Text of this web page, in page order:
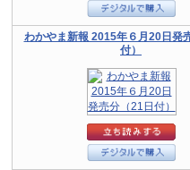
わかやま新報 2015年６月20日発
付）